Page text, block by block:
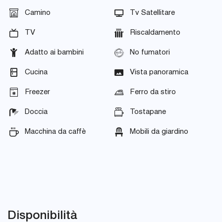
Camino Tv Satellitare
TV Riscaldamento
Adatto ai bambini No fumatori
Cucina Vista panoramica
Freezer Ferro da stiro
Doccia Tostapane
Macchina da caffè Mobili da giardino
Disponibilità